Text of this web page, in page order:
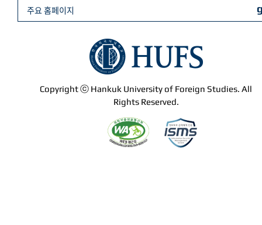
Copyright ⓒ Hankuk University of Foreign Studies. All
Rights Reserved.
주요 홈페이지